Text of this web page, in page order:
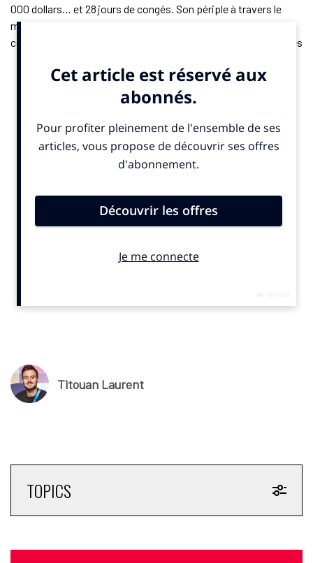
000 dollars… et 28 jours de congés. Son périple à travers le
monde est relaté en temps réel sur les réseaux sociaux via le
compte “
”. L’homme cumule 20 000 abonnés
championnat mondial.
L’un d’eux, Heineken, a profité mercredi 5 novembre 2025 de
l’annonce de la prolongation de son contrat de sponsoring de
dix saisons avec la F1 pour présenter le “ Season Ticket” . Cette
carte d’abonnement premium, fabriquée en fibre de carbone et
parrainée par la version 0% de la bière, lui offre, à lui et un
magique comprend même transport et hébergement précise
un communiqué
Expérience et communauté
l’énergie qu’ils apportent, qu’ils soient sur le circuit ou
saison est incroyable,
poursuit le pilote
réel engagement envers le sport et la communauté qui
autant de personnes différentes que possible ».
Pour la marque, le choix est malin. Les épopées expérientielles
Titouan Laurent
TOPICS